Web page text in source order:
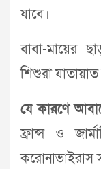
যাবে।
বাবা-মায়ের
শিশুরা
যে কারণে
ফ্রান্স ও
করোনাভাইরাস